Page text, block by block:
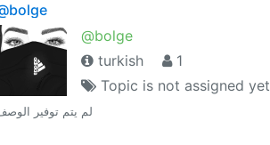
@bolge
turkish
1
Topic is not assigned yet
لم يتم توفير